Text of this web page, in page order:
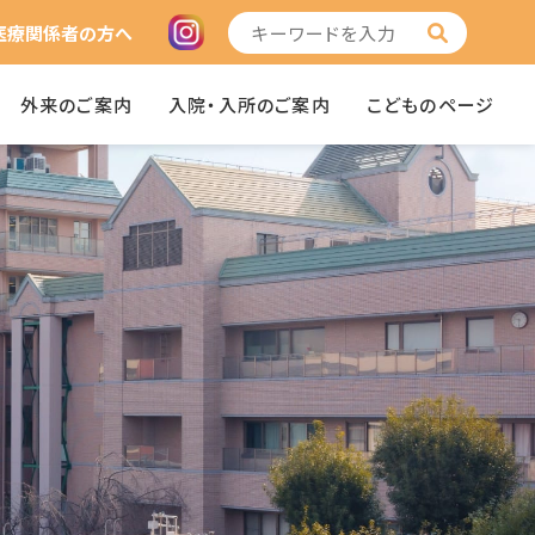
療関係者の方へ
外来のご案内 入院・入所のご案内 こどものページ